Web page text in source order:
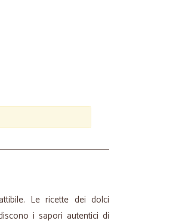
Le ricette dei dolci
i sapori autentici di